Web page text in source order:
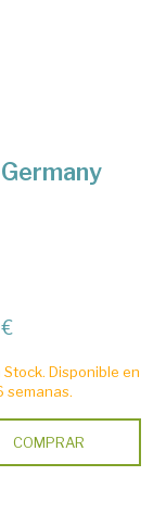
Stock. Disponible en
semanas.
COMPRAR